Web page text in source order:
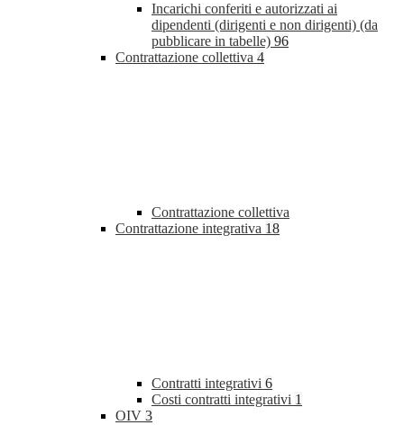
Incarichi conferiti e autorizzati ai
dipendenti (dirigenti e non dirigenti) (da
pubblicare in tabelle) 96
Contrattazione collettiva 4
Contrattazione collettiva
Contrattazione integrativa 18
Contratti integrativi 6
Costi contratti integrativi 1
OIV 3